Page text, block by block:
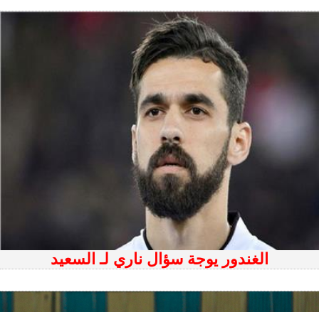
الغندور يوجة سؤال ناري لـ السعيد